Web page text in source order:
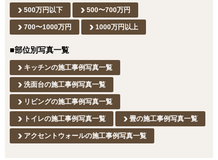
500万円以下 500〜700万円
700〜1000万円 1000万円以上
■部位別写真一覧
キッチンの施工事例写真一覧
洗面台の施工事例写真一覧
リビングの施工事例写真一覧
トイレの施工事例写真一覧 畳の施工事例写真一覧
アクセントウォールの施工事例写真一覧